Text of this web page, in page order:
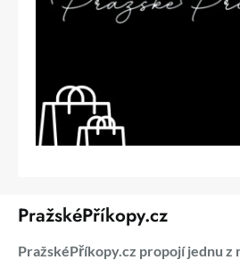
PražskéPříkopy.cz
PražskéPříkopy.cz propojí jednu z